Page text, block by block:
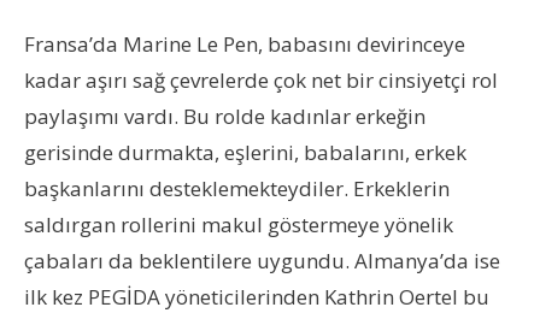
Fransa’da Marine Le Pen, babasını devirinceye
kadar aşırı sağ çevrelerde çok net bir cinsiyetçi rol
paylaşımı vardı. Bu rolde kadınlar erkeğin
gerisinde durmakta, eşlerini, babalarını, erkek
başkanlarını desteklemekteydiler. Erkeklerin
saldırgan rollerini makul göstermeye yönelik
çabaları da beklentilere uygundu. Almanya’da ise
ilk kez PEGİDA yöneticilerinden Kathrin Oertel bu